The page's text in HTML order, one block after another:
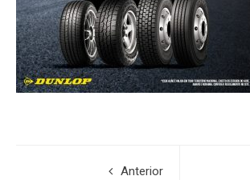
Anterior